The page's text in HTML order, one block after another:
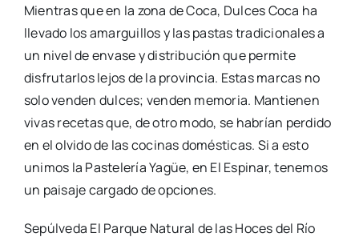
Mientras que en la zona de Coca, Dulces Coca ha
llevado los amarguillos y las pastas tradicionales a
un nivel de envase y distribución que permite
disfrutarlos lejos de la provincia. Estas marcas no
solo venden dulces; venden memoria. Mantienen
vivas recetas que, de otro modo, se habrían perdido
en el olvido de las cocinas domésticas. Si a esto
unimos la Pastelería Yagüe, en El Espinar, tenemos
un paisaje cargado de opciones.
Sepúlveda El Parque Natural de las Hoces del Río